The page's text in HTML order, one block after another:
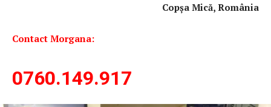
Copșa Mică, România
Contact Morgana:
0760.149.917